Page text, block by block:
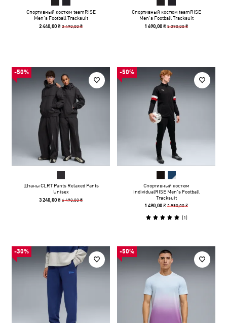
Спортивный костюм teamRISE
Men's Football Tracksuit
2 440,00 ₴3 490,00 ₴
Спортивный костюм teamRISE
Men's Football Tracksuit
1 690,00 ₴3 390,00 ₴
-50%
Штаны CLRT Pants Relaxed Pants
Unisex
3 240,00 ₴6 490,00 ₴
-50%
Спортивный костюм
individualRISE Men's Football
Tracksuit
1 490,00 ₴2 990,00 ₴
(1)
-30% -50%